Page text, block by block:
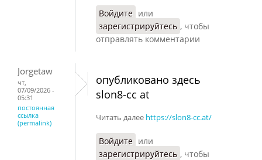
Войдите или
зарегистрируйтесь , чтобы
отправлять комментарии
Jorgetaw
чт,
07/09/2026 -
05:31
постоянная
ссылка
(permalink)
опубликовано здесь
slon8-cc at
Читать далее https://slon8-cc.at/
Войдите или
зарегистрируйтесь , чтобы